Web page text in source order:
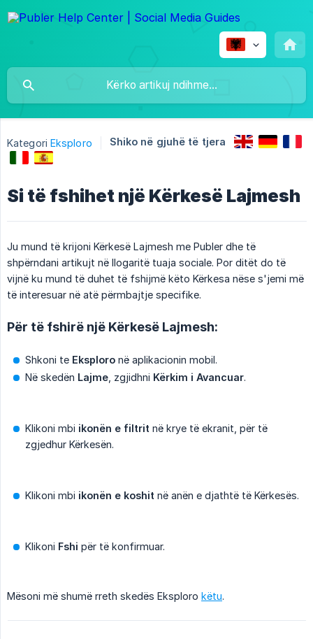
Kategori Eksploro Shiko në gjuhë të tjera
Si të fshihet një Kërkesë Lajmesh
Ju mund të krijoni Kërkesë Lajmesh me Publer dhe të
shpërndani artikujt në llogaritë tuaja sociale. Por ditët do të
vijnë ku mund të duhet të fshijmë këto Kërkesa nëse s'jemi më
të interesuar në atë përmbajtje specifike.
Për të fshirë një Kërkesë Lajmesh:
Shkoni te Eksploro në aplikacionin mobil.
Në skedën Lajme , zgjidhni Kërkim i Avancuar.
Klikoni mbi ikonën e filtrit në krye të ekranit, për të
zgjedhur Kërkesën.
Klikoni mbi ikonën e koshit në anën e djathtë të Kërkesës.
Klikoni Fshi për të konfirmuar.
Mësoni më shumë rreth skedës Eksploro këtu.